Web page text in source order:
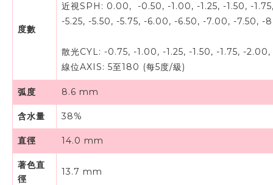
度數
近視SPH: 0.00, -0.50, -1.00, -1.25, -1.50, -
-5.25, -5.50, -5.75, -6.00, -6.50, -7.00, -7.50,
散光CYL: -0.75, -1.00, -1.25, -1.50, -1.75, -
線位AXIS: 5至180 (每5度/級)
弧度 8.6 mm
含水量 38%
直徑 14.0 mm
著色直
徑
13.7 mm